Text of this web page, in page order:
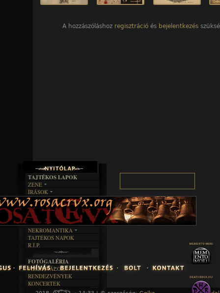
A hozzászóláshoz regisztráció és bejelentkezés
TAJTÉKOS LAPOK
ZENE
EGYÜTTESEK
INTERJÚK
FORDÍTÁSOK
DALSZÖVEGEK
ÍRÁSOK
IRODALOM
FILM
MŰVÉSZET
ÍRÁSTÖRTÉNET
BOSZORKÁNYKONYHA
FEKETE HUMOR
KÉPES
SZÖVEGES
RENDEZVÉNYEK
NEKROMANTIKA
AKTUÁLIS
A MÚLT
TAJTÉKOS NAPOK
R.I.P.
FOTÓGALÉRIA
FESZTIVÁLOK
RENDEZVÉNYEK
KONCERTEK